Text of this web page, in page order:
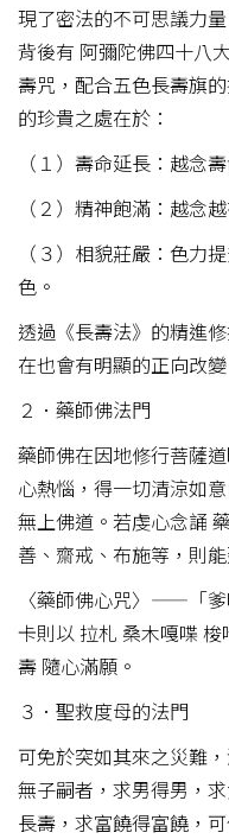
現了密法的不可思議力
背後有 阿彌陀佛四十八
壽咒，配合五色長壽旗
的珍貴之處在於：
（１）壽命延長：越念
（２）精神飽滿：越念
（３）相貌莊嚴：色力
色。
透過《長壽法》的精進
在也會有明顯的正向改變
２．藥師佛法門
藥師佛在因地修行菩薩
心熱惱，得一切清涼如
無上佛道。若虔心念誦
善、齋戒、布施等，則
〈藥師佛心咒〉——「
卡則以 拉札 桑木嘎喋
壽 隨心滿願。
３．聖救度母的法門
可免於突如其來之災難
無子嗣者，求男得男，
長壽，求富饒得富饒，